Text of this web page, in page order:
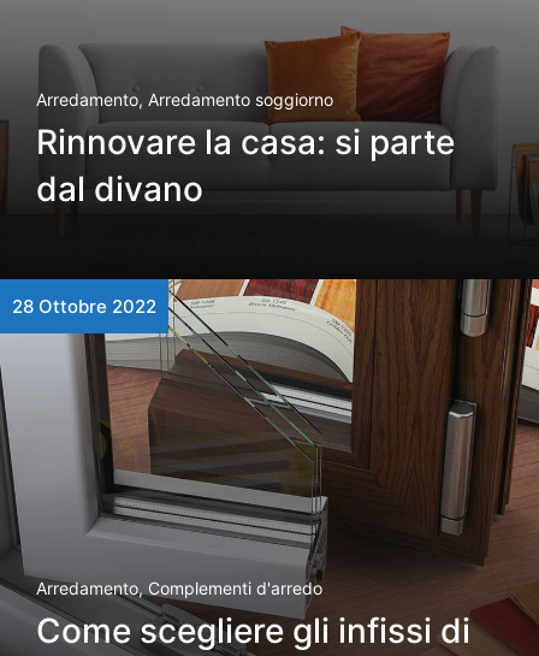
Arredamento, Arredamento soggiorno
Rinnovare la casa: si parte
dal divano
28 Ottobre 2022
Arredamento, Complementi d'arredo
Come scegliere gli infissi di